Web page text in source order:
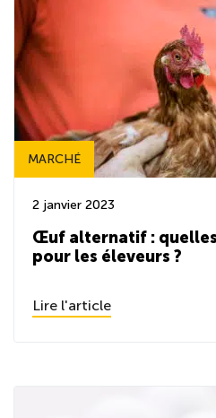
MARCHÉ
2 janvier 2023
Œuf alternatif :
pour les éleveurs ?
Lire l'article